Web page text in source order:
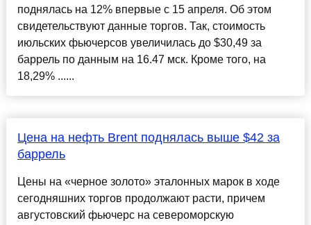
поднялась на 12% впервые с 15 апреля. Об этом
свидетельствуют данные торгов. Так, стоимость
июльских фьючерсов увеличилась до $30,49 за
баррель по данным на 16.47 мск. Кроме того, на
18,29% ......
Цена на нефть Brent поднялась выше $42 за
баррель
Цены на «черное золото» эталонных марок в ходе
сегодняшних торгов продолжают расти, причем
августовский фьючерс на североморскую